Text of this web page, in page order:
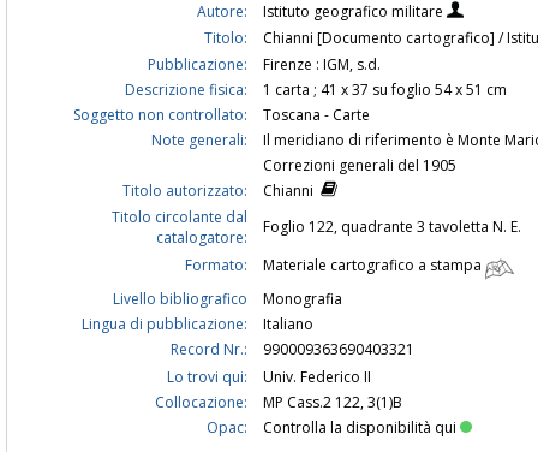
Autore:
Istituto geografico militare
Titolo:
Chianni [Documento cartografico] /
Pubblicazione:
Firenze : IGM, s.d.
Descrizione fisica:
1 carta ; 41 x 37 su foglio 54 x 51 cm
Soggetto non controllato:
Toscana - Carte
Note generali:
Il meridiano di riferimento è Monte
Correzioni generali del 1905
Titolo autorizzato:
Chianni
Titolo circolante dal
catalogatore:
Foglio 122, quadrante 3 tavoletta N. E.
Formato:
Materiale cartografico a stampa
Livello bibliografico
Monografia
Lingua di pubblicazione:
Italiano
Record Nr.:
990009363690403321
Lo trovi qui:
Univ. Federico II
Collocazione:
MP Cass.2 122, 3(1)B
Opac:
Controlla la disponibilità qui